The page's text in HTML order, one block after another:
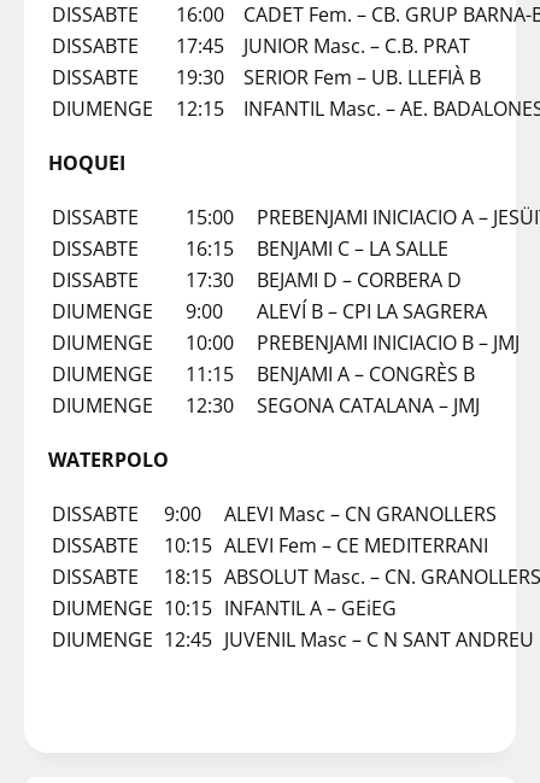
DISSABTE
16:00
CADET Fem. – CB. GRUP BARNA-
DISSABTE
17:45
JUNIOR Masc. – C.B. PRAT
DISSABTE
19:30
SERIOR Fem – UB. LLEFIÀ B
DIUMENGE
12:15 INFANTIL Masc. – AE.
HOQUEI
DISSABTE 15:00
PREBENJAMI INICIACIO A –
DISSABTE
16:15
BENJAMI C – LA SALLE
DISSABTE
17:30
BEJAMI D – CORBERA D
DIUMENGE
9:00
ALEVÍ B – CPI LA SAGRERA
DIUMENGE
10:00
PREBENJAMI INICIACIO B – JMJ
DIUMENGE
11:15
BENJAMI A – CONGRÈS B
DIUMENGE
12:30 SEGONA CATALANA – JMJ
WATERPOLO
DISSABTE 9:00
ALEVI Masc – CN GRANOLLERS
DISSABTE
10:15 ALEVI Fem – CE MEDITERRANI
DISSABTE
18:15 ABSOLUT Masc. – CN. GRANOLLERS
DIUMENGE 10:15 INFANTIL A – GEiEG
DIUMENGE 12:45 JUVENIL Masc – C N SANT ANDREU